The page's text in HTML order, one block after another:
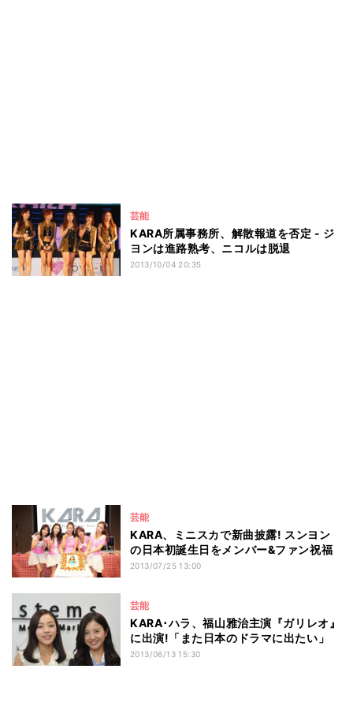
芸能
KARA所属事務所、解散報道を否定 - ジ
ヨンは進路熟考、ニコルは脱退
2013/10/04 20:35
芸能
KARA、ミニスカで新曲披露! スンヨン
の日本初誕生日をメンバー&ファン祝福
2013/07/25 13:00
芸能
KARA･ハラ、福山雅治主演『ガリレオ』
に出演!「また日本のドラマに出たい」
2013/06/13 15:30